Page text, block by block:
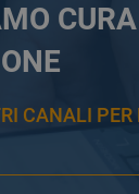
CANALI PER